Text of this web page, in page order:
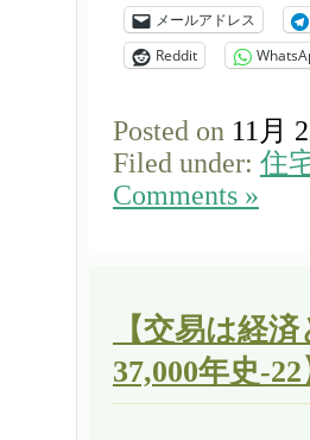
メールアドレス
Reddit
Posted on 11月
Filed under: 住
Comments »
【交易は経
37,000年史-22